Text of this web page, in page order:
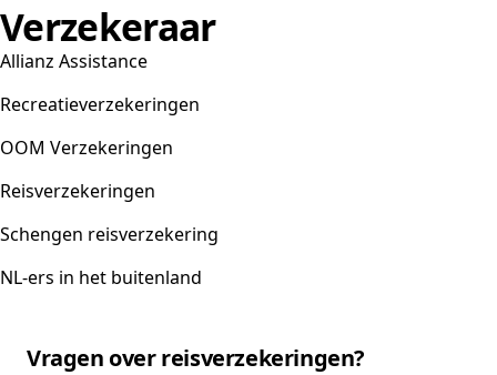
Verzekeraar
Allianz Assistance
Recreatieverzekeringen
OOM Verzekeringen
Reisverzekeringen
Schengen reisverzekering
NL-ers in het buitenland
Vragen over reisverzekeringen?